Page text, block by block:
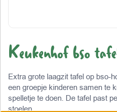
Keukenhof bso
Extra grote laagzit tafel op bso-
een groepje kinderen samen te
spelletje te doen. De tafel past
stoelen.